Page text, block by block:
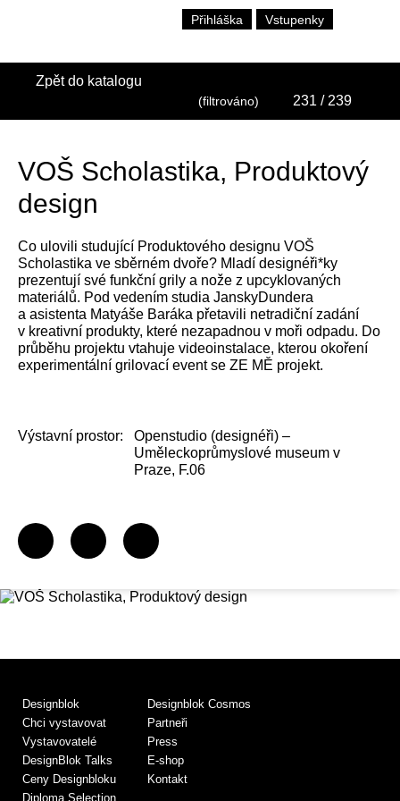
Přihláška Vstupenky
Zpět do katalogu
(filtrováno) 231 / 239
VOŠ Scholastika, Produktový
design
Co ulovili studující Produktového designu VOŠ
Scholastika ve sběrném dvoře? Mladí designéři*ky
prezentují své funkční grily a nože z upcyklovaných
materiálů. Pod vedením studia JanskyDundera
a asistenta Matyáše Baráka přetavili netradiční zadání
v kreativní produkty, které nezapadnou v moři odpadu. Do
průběhu projektu vtahuje videoinstalace, kterou okoření
experimentální grilovací event se ZE MĚ projekt.
Výstavní prostor:
Openstudio (designéři) –
Uměleckoprůmyslové museum v
Praze, F.06
Designblok
Chci vystavovat
Vystavovatelé
DesignBlok Talks
Ceny Designbloku
Diploma Selection
Designblok Cosmos
Partneři
Press
E-shop
Kontakt